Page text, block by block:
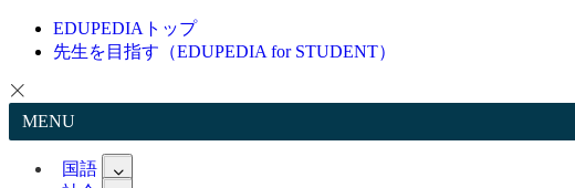
EDUPEDIAトップ
先生を目指す（EDUPEDIA for STUDENT）
MENU
国語